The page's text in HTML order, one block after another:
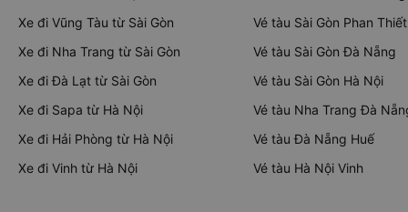
Xe đi Vũng Tàu từ Sài Gòn
Xe đi Nha Trang từ Sài Gòn
Xe đi Đà Lạt từ Sài Gòn
Xe đi Sapa từ Hà Nội
Xe đi Hải Phòng từ Hà Nội
Xe đi Vinh từ Hà Nội
Vé tàu Sài Gòn Phan Thiết
Vé tàu Sài Gòn Đà Nẵng
Vé tàu Sài Gòn Hà Nội
Vé tàu Nha Trang Đà
Vé tàu Đà Nẵng Huế
Vé tàu Hà Nội Vinh